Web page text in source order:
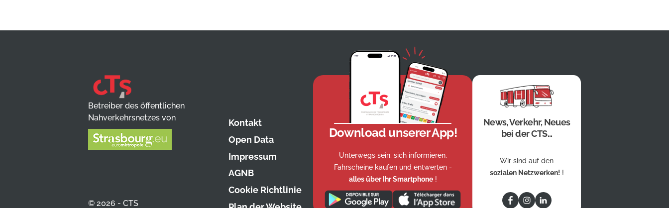
Betreiber des öffentlichen
Nahverkehrsnetzes von
© 2026 - CTS
Kontakt
Open Data
Impressum
AGNB
Cookie Richtlinie
Download unserer App!
Unterwegs sein, sich informieren,
Fahrscheine kaufen und entwerten -
alles über Ihr Smartphone !
News, Verkehr, Neues
bei der CTS...
Wir sind auf den
sozialen Netzwerken! !